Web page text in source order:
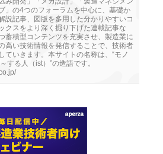
」の4つのフォーラムを中心に、基礎か
説記事、図版を多用した分かりやすいコ
クスをより深く掘り下げた連載記事な
蓄積型コンテンツを充実させ、製造業に
高い技術情報を発信することで、技術者
ていきます。本サイトの名称は、“モノ
する人（ist）”の造語です。